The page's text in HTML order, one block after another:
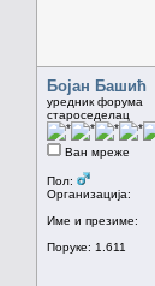
Бојан Башић
уредник форума
староседелац
Ван мреже
Пол:
Организација:
Име и презиме:
Поруке: 1.611